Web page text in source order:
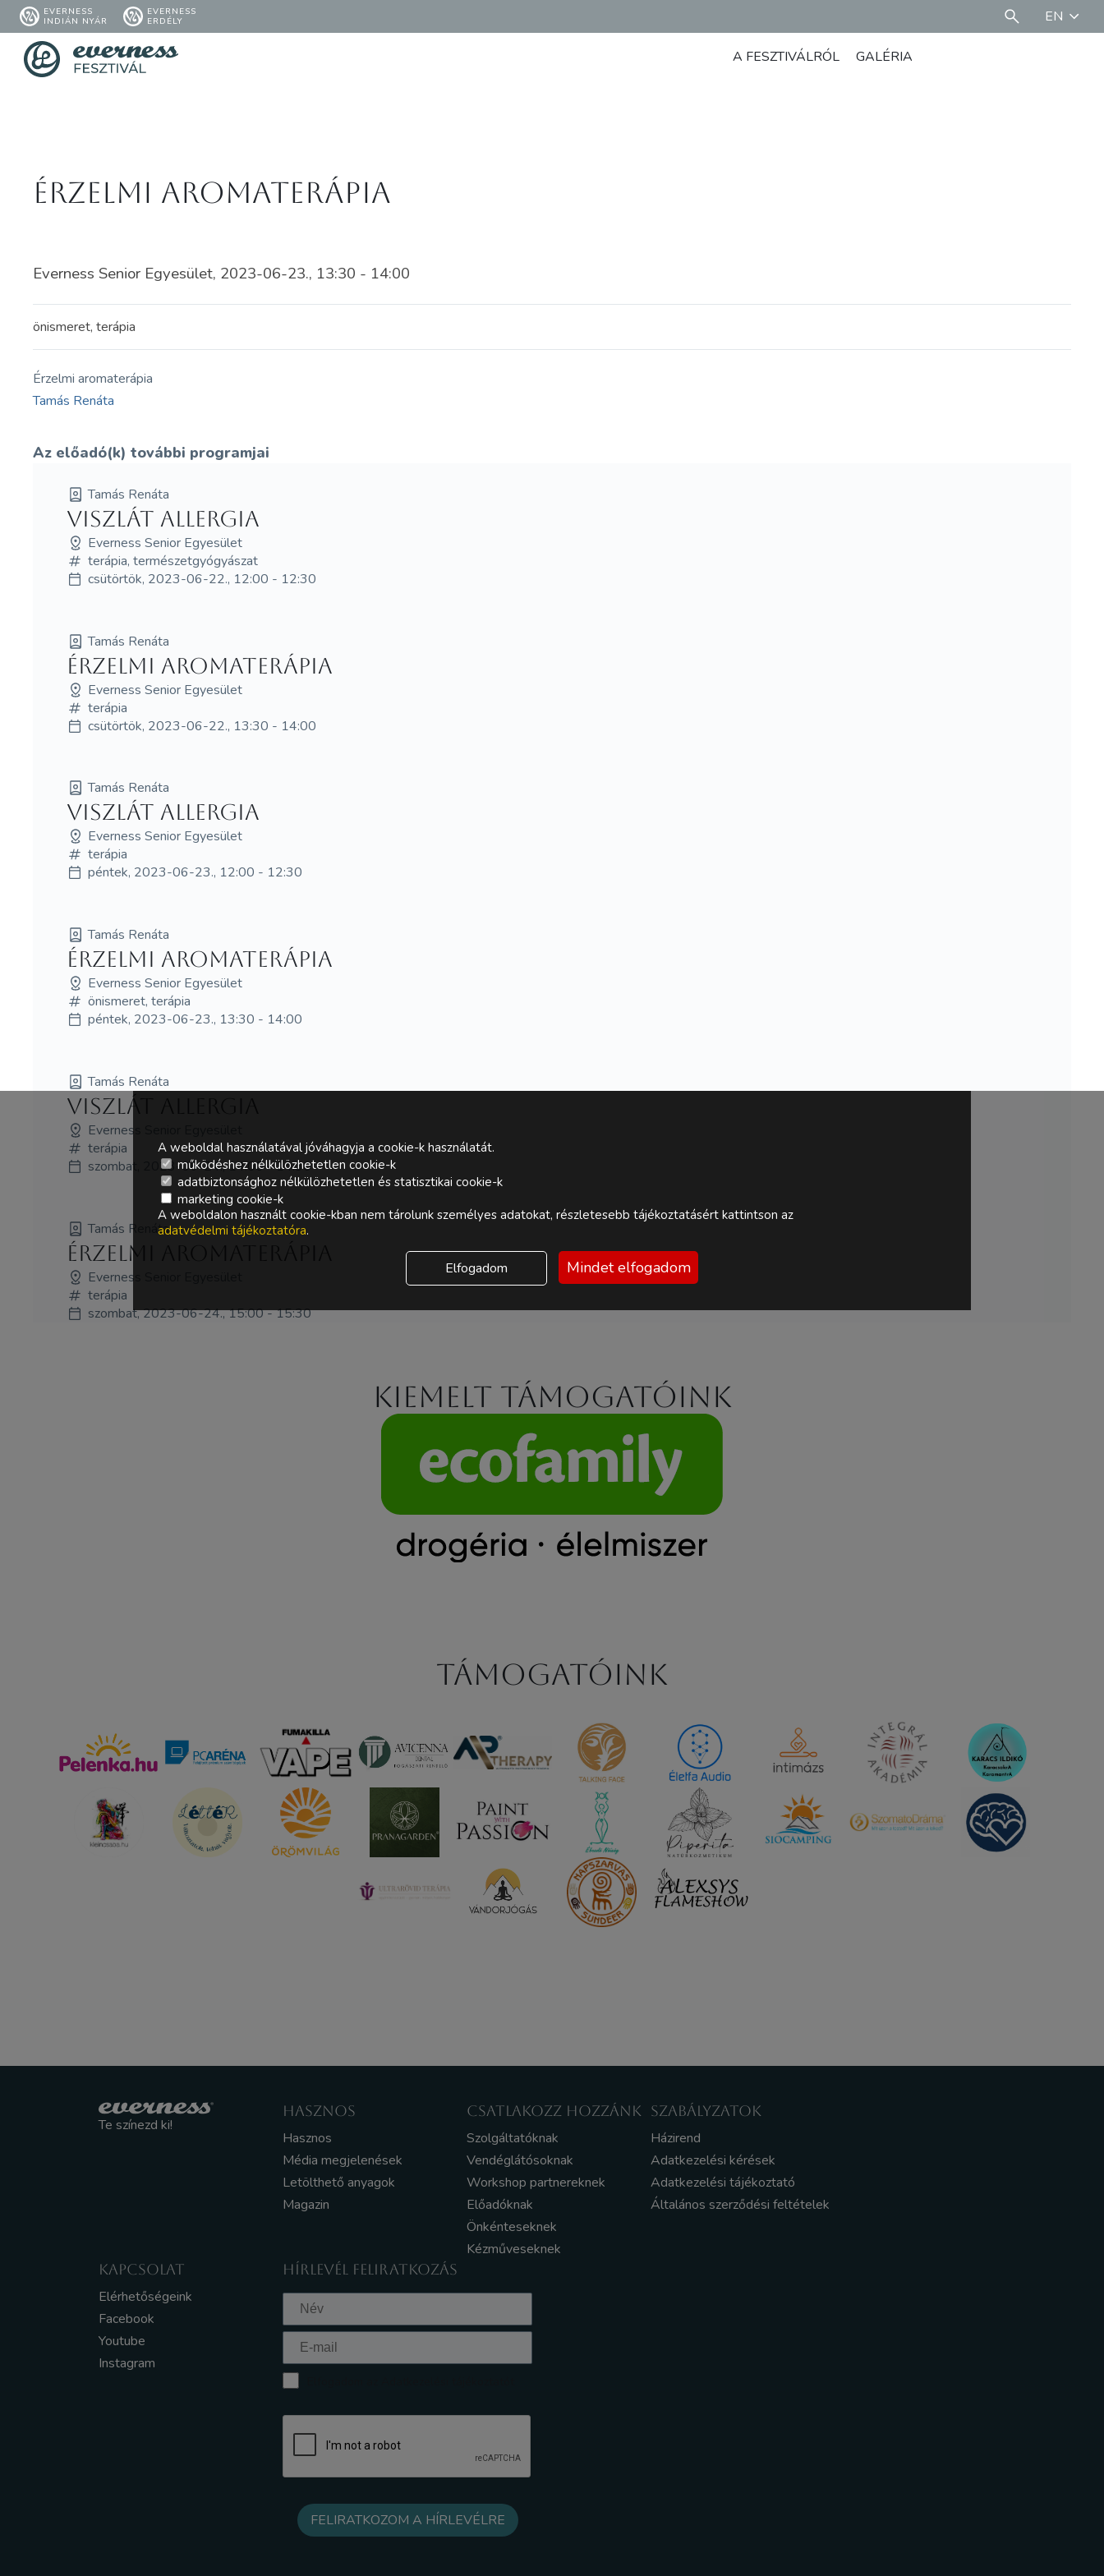
EVERNESS
INDIÁN NYÁR
EVERNESS
ERDÉLY
EN
A FESZTIVÁLRÓL GALÉRIA
Érzelmi aromaterápia
Everness Senior Egyesület, 2023-06-23., 13:30 - 14:00
önismeret, terápia
Érzelmi aromaterápia
Tamás Renáta
Az előadó(k) további programjai
Tamás Renáta
Viszlát allergia
Everness Senior Egyesület
terápia, természetgyógyászat
csütörtök, 2023-06-22., 12:00 - 12:30
Tamás Renáta
Érzelmi aromaterápia
Everness Senior Egyesület
terápia
csütörtök, 2023-06-22., 13:30 - 14:00
Tamás Renáta
Viszlát allergia
Everness Senior Egyesület
terápia
péntek, 2023-06-23., 12:00 - 12:30
Tamás Renáta
Érzelmi aromaterápia
Everness Senior Egyesület
önismeret, terápia
péntek, 2023-06-23., 13:30 - 14:00
Tamás Renáta
Viszlát allergia
Everness Senior Egyesület
terápia
szombat, 2023-06-24., 14:00 - 14:30
Tamás Renáta
Érzelmi aromaterápia
Everness Senior Egyesület
terápia
szombat, 2023-06-24., 15:00 - 15:30
Kiemelt támogatóink
Támogatóink
Te színezd ki!
HASZNOS
Hasznos
Média megjelenések
Letölthető anyagok
Magazin
CSATLAKOZZ HOZZÁNK
Szolgáltatóknak
Vendéglátósoknak
Workshop partnereknek
Előadóknak
Önkénteseknek
Kézműveseknek
SZABÁLYZATOK
Házirend
Adatkezelési kérések
Adatkezelési tájékoztató
Általános szerződési feltételek
KAPCSOLAT
Elérhetőségeink
Facebook
Youtube
Instagram
HÍRLEVÉL FELIRATKOZÁS
A weboldal használatával jóváhagyja a cookie-k használatát.
működéshez nélkülözhetetlen cookie-k
adatbiztonsághoz nélkülözhetetlen és statisztikai cookie-k
marketing cookie-k
A weboldalon használt cookie-kban nem tárolunk személyes adatokat, részletesebb tájékoztatásért kattintson az
adatvédelmi tájékoztatóra.
Elfogadom Mindet elfogadom